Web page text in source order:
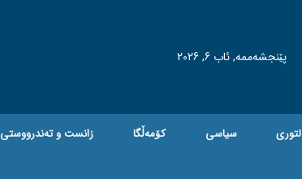
پێنجشەممە, ئاب 6, 2026
سیاسی کۆمەڵگا زانست و تەندرووستی